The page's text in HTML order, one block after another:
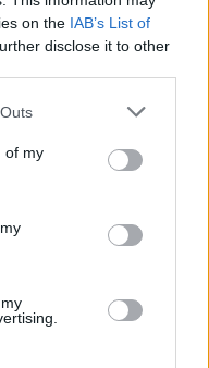
on the IAB’s List of
disclose it to other
one or more Google
You may click to
its third-party tags to
in below Google
of my